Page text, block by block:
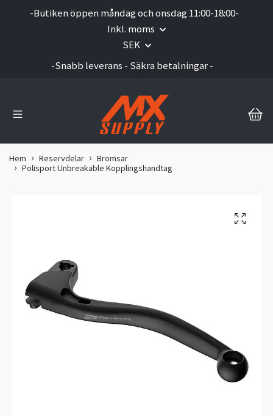
-Butiken öppen måndag och onsdag 11:00-18:00-
Inkl. moms
SEK
-Snabb leverans - Säkra betalningar -
Hem Reservdelar
Bromsar
Polisport Unbreakable Kopplingshandtag